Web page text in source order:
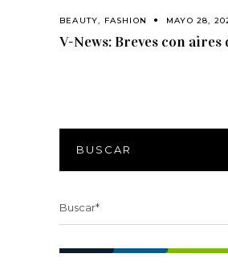
BEAUTY, FASHION MAYO 28,
V-News: Breves con aires
BUSCAR